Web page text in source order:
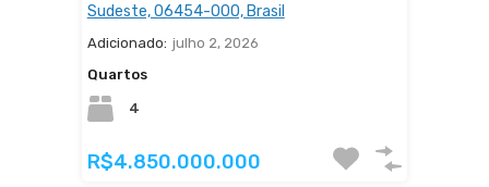
Sudeste, 06454-000, Brasil
Adicionado: julho 2, 2026
Quartos
4
R$4.850.000.000